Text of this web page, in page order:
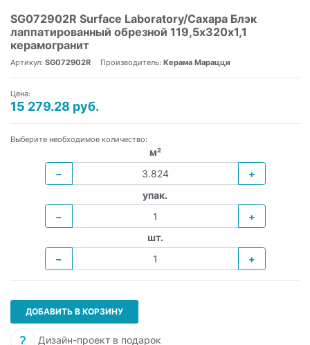
SG072902R Surface Laboratory/Сахара Блэк
лаппатированный обрезной 119,5х320х1,1
керамогранит
Артикул: SG072902R Производитель: Керама Марацци
Цена:
15 279.28 руб.
Выберите необходимое количество:
м²
−
+
упак.
−
+
шт.
−
+
ДОБАВИТЬ В КОРЗИНУ
Дизайн-проект в подарок